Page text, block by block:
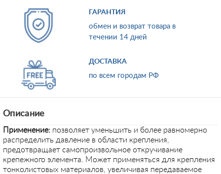
ГАРАНТИЯ
обмен и возврат товара в
течении 14 дней
ДОСТАВКА
по всем городам РФ
Описание
Применение: позволяет уменьшить и более равномерно
распределить давление в области крепления,
предотвращает самопроизвольное откручивание
крепежного элемента. Может применяться для крепления
тонколистовых материалов, увеличивая передаваемое